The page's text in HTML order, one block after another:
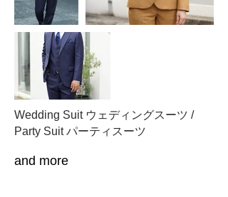
Wedding Suit ウェディングスーツ /
Party Suit パーティスーツ
and more